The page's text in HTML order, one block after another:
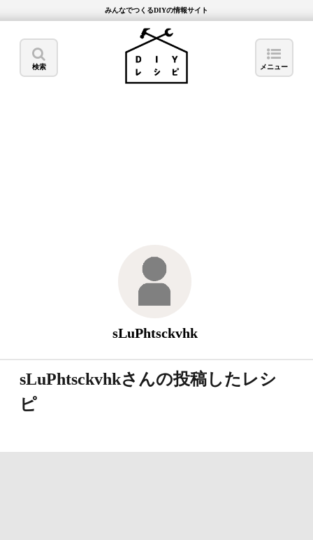
みんなでつくるDIYの情報サイト
検索 メニュー
sLuPhtsckvhk
sLuPhtsckvhkさんの投稿したレシ
ピ